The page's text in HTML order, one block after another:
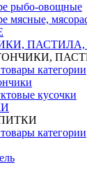
рыбо-овощные
мясные,
категории
кусочки
категории